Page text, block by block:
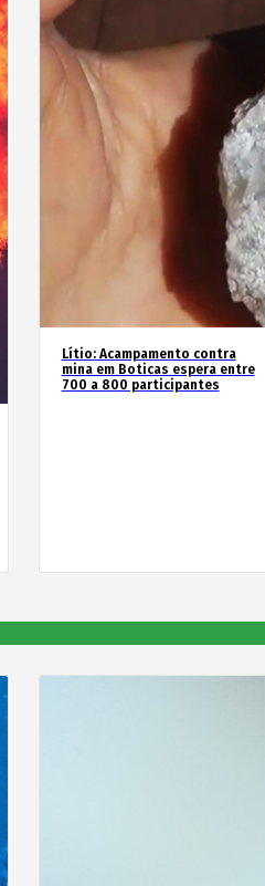
Lítio: Acampamento contra
mina em Boticas espera entre
700 a 800 participantes